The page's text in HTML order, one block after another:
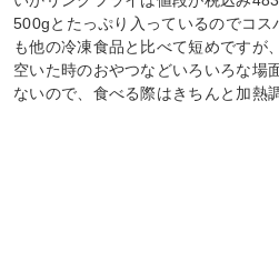
500gとたっぷり入っているのでコス
も他の冷凍食品と比べて短めですが
空いた時のおやつなどいろいろな場
ないので、食べる際はきちんと加熱